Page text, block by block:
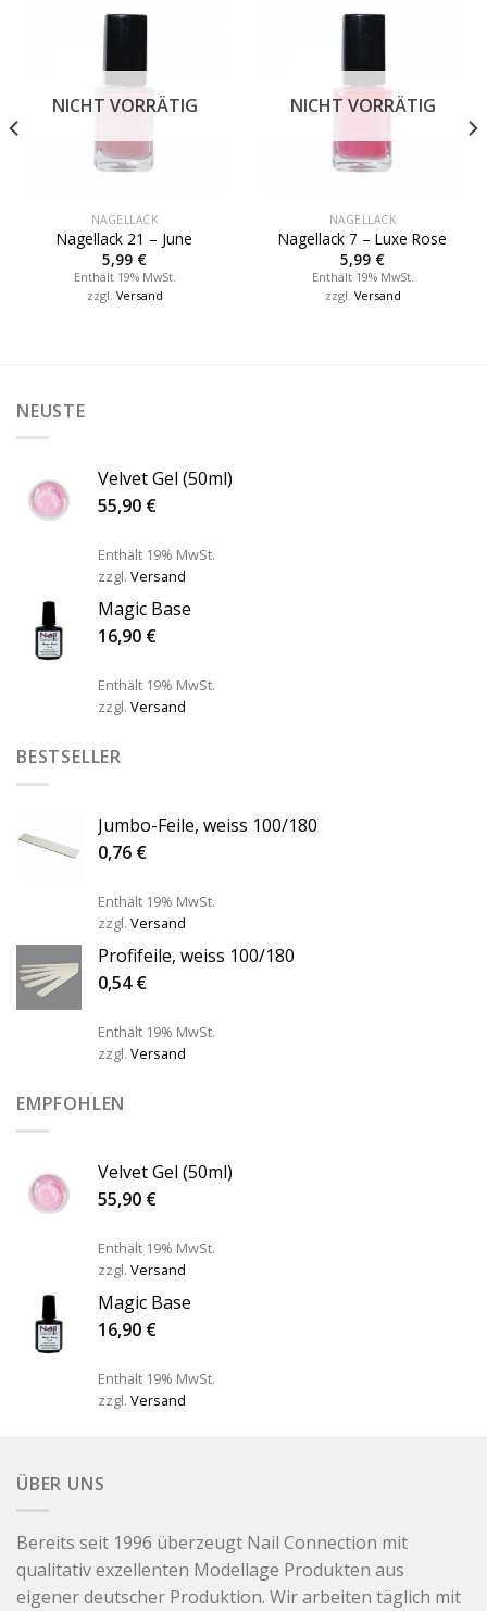
NICHT VORRÄTIG
NAGELLACK
Nagellack 21 – June
5,99 €
Enthält 19% MwSt.
zzgl. Versand
NICHT VORRÄTIG
NAGELLACK
Nagellack 7 – Luxe Rose
5,99 €
Enthält 19% MwSt.
zzgl. Versand
NEUSTE
Velvet Gel (50ml)
55,90 €
Enthält 19% MwSt.
zzgl. Versand
Magic Base
16,90 €
Enthält 19% MwSt.
zzgl. Versand
BESTSELLER
Jumbo-Feile, weiss 100/180
0,76 €
Enthält 19% MwSt.
zzgl. Versand
Profifeile, weiss 100/180
0,54€
Enthält 19% MwSt.
zzgl. Versand
EMPFOHLEN
Velvet Gel (50ml)
55,90 €
Enthält 19% MwSt.
zzgl. Versand
Magic Base
16,90 €
Enthält 19% MwSt.
zzgl. Versand
ÜBER UNS
Bereits seit 1996 überzeugt Nail Connection mit
qualitativ exzellenten Modellage Produkten aus
eigener deutscher Produktion. Wir arbeiten täglich mit